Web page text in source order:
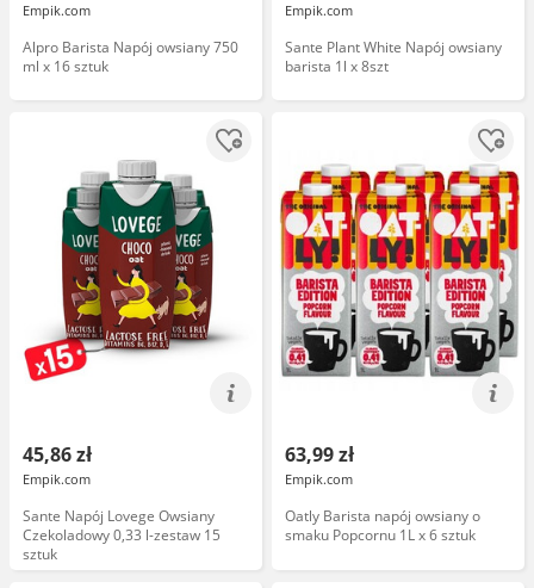
Empik.com
Alpro Barista Napój owsiany 750
ml x 16 sztuk
Empik.com
Sante Plant White Napój owsiany
barista 1l x 8szt
45,86 zł
Empik.com
Sante Napój Lovege Owsiany
Czekoladowy 0,33 l-zestaw 15
sztuk
63,99 zł
Empik.com
Oatly Barista napój owsiany o
smaku Popcornu 1L x 6 sztuk